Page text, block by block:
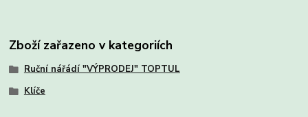
Zboží zařazeno v kategoriích
Ruční nářádí "VÝPRODEJ" TOPTUL
Klíče